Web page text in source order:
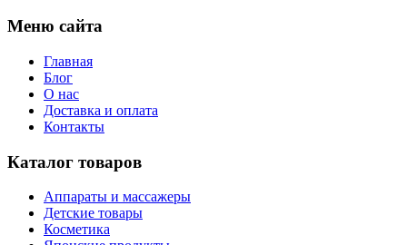
Меню сайта
Главная
Блог
О нас
Доставка и оплата
Контакты
Каталог товаров
Аппараты и массажеры
Детские товары
Косметика